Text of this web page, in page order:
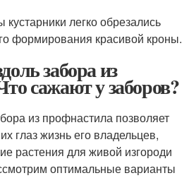
легко обрезались
формирования красивой кроны.
забора из
сажают у заборов?
из профнастила позволяет
глаз жизнь его владельцев,
растения для живой изгороди
оптимальные варианты